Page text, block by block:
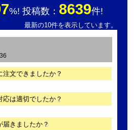
%! 投稿数： 8639件!
最新の10件を表示しています。
文できましたか？
は適切でしたか？
届きましたか？